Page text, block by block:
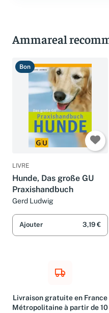
Ammareal
Bon
LIVRE
Hunde, Das große GU
Praxishandbuch
Gerd Ludwig
Ajouter 3,19 €
Livraison gratuite en France
Métropolitaine à partir de 10